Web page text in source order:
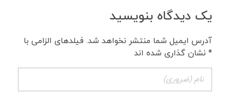
یک دیدگاه بنویسید
آدرس ایمیل شما منتشر نخواهد شد. فیلدهای الزامی با
* نشان گذاری شده اند